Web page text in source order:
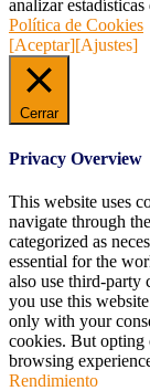
analizar
Política de Cookies
[Aceptar][Ajustes]
Cerrar
Privacy Overview
This website uses
navigate through
categorized as
essential for the
also use third-party
you use this
only with your
cookies. But opting
browsing
Rendimiento